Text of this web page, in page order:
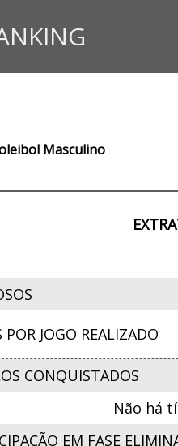
Masculino
JOGO REALIZADO
CONQUISTADOS
Não há
EM FASE